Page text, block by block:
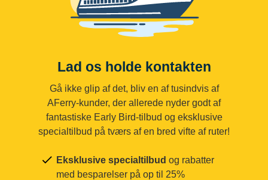
Lad os holde kontakten
Gå ikke glip af det, bliv en af tusindvis af
AFerry-kunder, der allerede nyder godt af
fantastiske Early Bird-tilbud og eksklusive
specialtilbud på tværs af en bred vifte af ruter!
Eksklusive specialtilbud og rabatter
med besparelser på op til 25%